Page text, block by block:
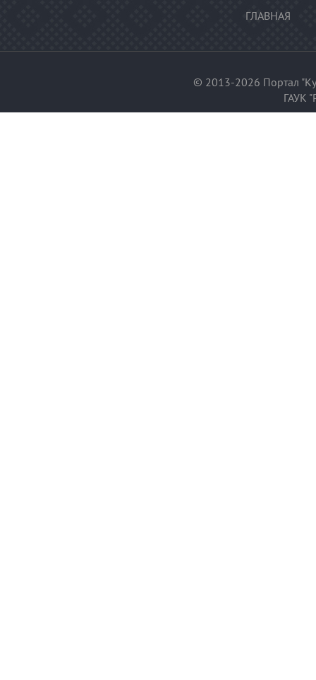
ГЛАВНАЯ
© 2013-2026 Портал
ГАУК